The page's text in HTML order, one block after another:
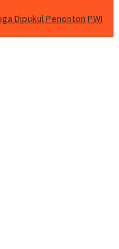
Dipukul Penonton PWI